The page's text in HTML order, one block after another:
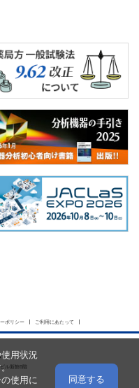
ポリシー ご利用にあたって
ル新館6階
用状況
使用に
同意する